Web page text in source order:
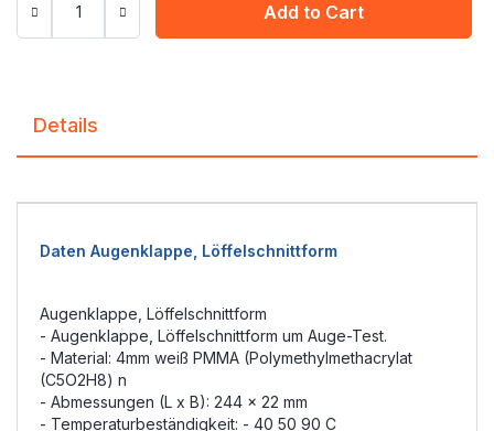
Add to Cart
Details
Daten Augenklappe, Löffelschnittform
Augenklappe, Löffelschnittform
- Augenklappe, Löffelschnittform um Auge-Test.
- Material: 4mm weiß PMMA (Polymethylmethacrylat
(C5O2H8) n
- Abmessungen (L x B): 244 x 22 mm
- Temperaturbeständigkeit: - 40 50 90 C